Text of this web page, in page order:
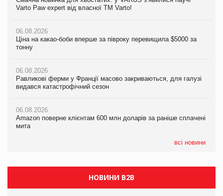
Varto Paw expert від власної ТМ Varto!
06.08.2026
Ціна на какао-боби вперше за півроку перевищила $5000 за
тонну
06.08.2026
Равликові ферми у Франції масово закриваються, для галузі
видався катастрофічний сезон
06.08.2026
Amazon поверне клієнтам 600 млн доларів за раніше сплачені
мита
всі новини
Varto Paw expert від власної ТМ Varto!
06.08.2026
Ціна на какао-боби вперше за півроку перевищила $5000 за
тонну
06.08.2026
Равликові ферми у Франції масово закриваються, для галузі
видався катастрофічний сезон
06.08.2026
Amazon поверне клієнтам 600 млн доларів за раніше сплачені
мита
тонну
06.08.2026
Равликові ферми у Франції масово закриваються, для галузі
видався катастрофічний сезон
06.08.2026
Amazon поверне клієнтам 600 млн доларів за раніше сплачені
мита
05.08.2026
У Євросоюзі набули чинності нові правила щодо штучного
інтелекту
НОВИНИ B2B